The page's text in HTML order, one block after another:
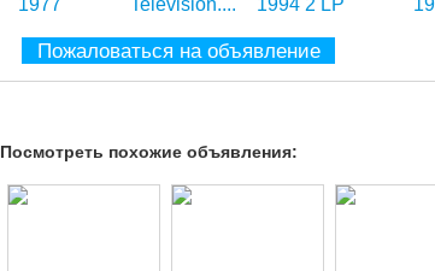
Пожаловаться на объявление
Посмотреть похожие объявления: